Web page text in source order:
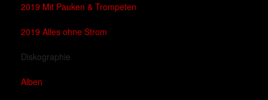
2019 Mit Pauken & Trompeten
2019 Alles ohne Strom
Diskographie
Alben